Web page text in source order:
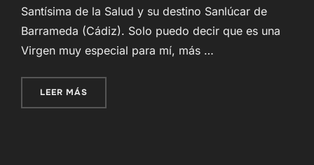
Santísima de la Salud y su destino Sanlúcar de
Barrameda (Cádiz). Solo puedo decir que es una
Virgen muy especial para mí, más …
LEER MÁS